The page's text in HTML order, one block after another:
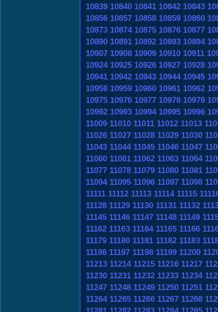
10839 10840 10841 10842 10843
10856 10857 10858 10859 10860
10873 10874 10875 10876 10877
10890 10891 10892 10893 10894
10907 10908 10909 10910 10911
10924 10925 10926 10927 10928
10941 10942 10943 10944 10945
10958 10959 10960 10961 10962
10975 10976 10977 10978 10979
10992 10993 10994 10995 10996
11009 11010 11011 11012 11013
11026 11027 11028 11029 11030
11043 11044 11045 11046 11047
11060 11061 11062 11063 11064
11077 11078 11079 11080 11081
11094 11095 11096 11097 11098
11111 11112 11113 11114 11115
11128 11129 11130 11131 11132
11145 11146 11147 11148 11149
11162 11163 11164 11165 11166
11179 11180 11181 11182 11183
11196 11197 11198 11199 11200
11213 11214 11215 11216 11217
11230 11231 11232 11233 11234
11247 11248 11249 11250 11251
11264 11265 11266 11267 11268